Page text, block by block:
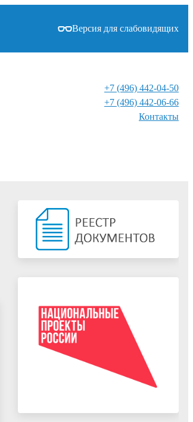
Версия для слабовидящих
+7 (496) 442-04-50
+7 (496) 442-06-66
Контакты⁠